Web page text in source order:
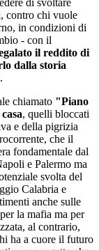
di svoltare
contro chi vuole
in condizioni di
- con il
il reddito di
dalla storia
chiamato "Piano
, quelli bloccati
e della pigrizia
che il
fondamentale dal
e Palermo ma
svolta del
Calabria e
anche sulle
la mafia ma per
al contrario,
ha a cuore il futuro